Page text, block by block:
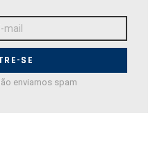
enviamos spam